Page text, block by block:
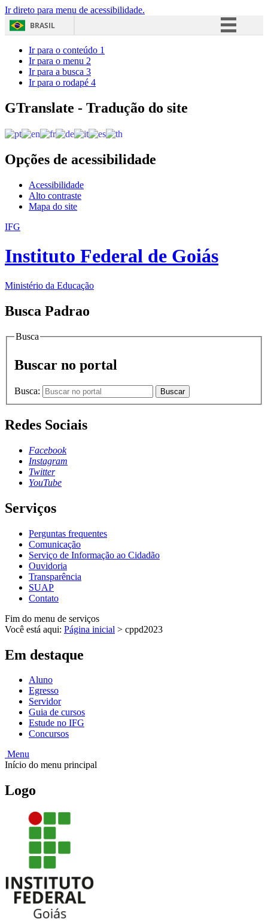
Ir direto para menu de acessibilidade.
BRASIL
Acesso à informação
Ir para o conteúdo 1
Ir para o menu 2
Ir para a busca 3
Ir para o rodapé 4
GTranslate - Tradução do site
Opções de acessibilidade
Acessibilidade
Alto contraste
Mapa do site
IFG
Instituto Federal de Goiás
Ministério da Educação
Busca Padrao
Busca
Buscar no portal
Busca: Buscar
Redes Sociais
Facebook
Instagram
Twitter
YouTube
Serviços
Perguntas frequentes
Comunicação
Serviço de Informação ao Cidadão
Ouvidoria
Transparência
SUAP
Contato
Fim do menu de serviços
Você está aqui: Página inicial > cppd2023
Em destaque
Aluno
Egresso
Servidor
Guia de cursos
Estude no IFG
Concursos
Menu
Início do menu principal
Logo